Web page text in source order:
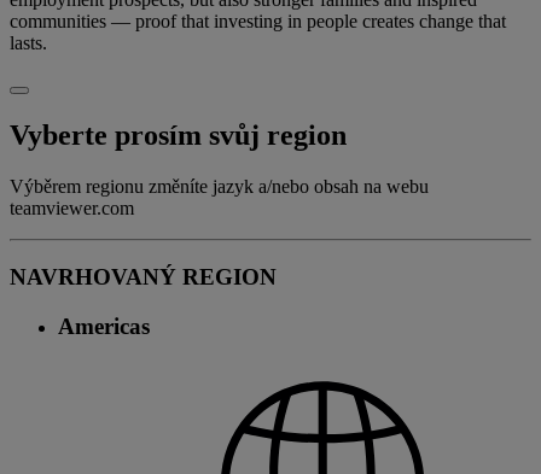
communities — proof that investing in people creates change that
lasts.
Vyberte prosím svůj region
Výběrem regionu změníte jazyk a/nebo obsah na webu
teamviewer.com
NAVRHOVANÝ REGION
Americas